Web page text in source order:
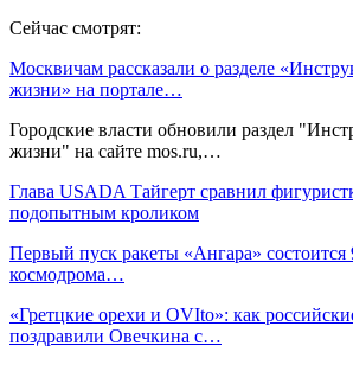
Сейчас смотрят:
Москвичам рассказали о разделе
жизни» на портале…
Городские власти обновили раздел
жизни" на сайте mos.ru,…
Глава USADA Тайгерт сравнил
подопытным кроликом
Первый пуск ракеты «Ангара» состоится
космодрома…
«Гретцкие орехи и OVIto»: как
поздравили Овечкина с…